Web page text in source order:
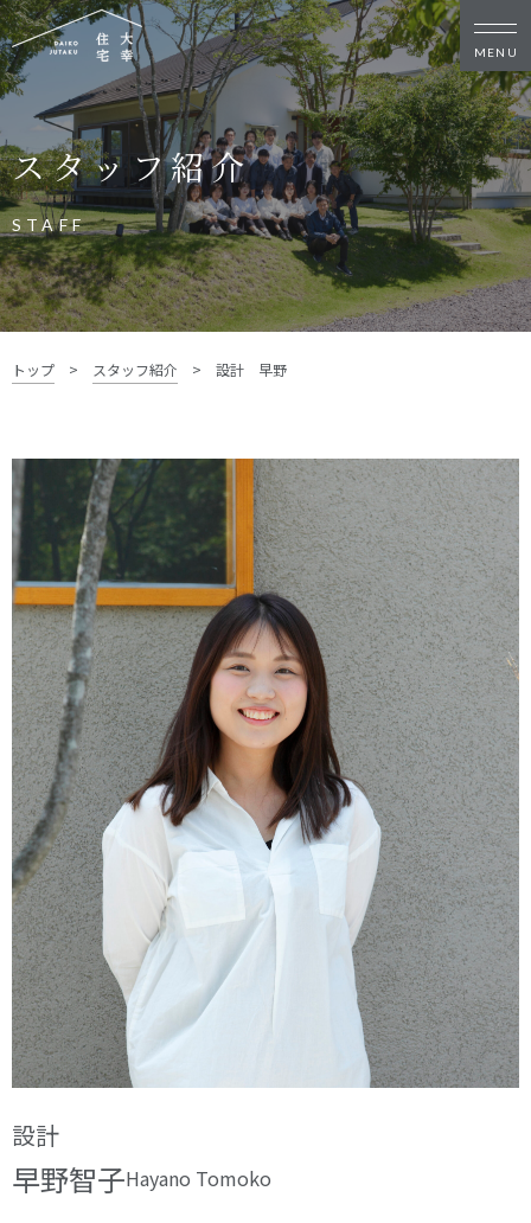
お電話でのご相談はお気軽に
TEL.0574-60-1161
受付時間：9:00～17:00
資料請求・お問い合わせ
新築・リノベをお考えの方
家づくりの考え方
家づくりの流れ
施工事例
イベント
お客様の声
モデルハウス
リフォーム・リノベーション
土地をお探しの方
スタッフブログ
お知らせ
会社概要
スタッフ紹介
オーナー様へ
資料請求・お問い合わせ
プライバシーポリシー
スタッフ紹介
STAFF
トップ > スタッフ紹介 > 設計 早野
設計
早野智子Hayano Tomoko